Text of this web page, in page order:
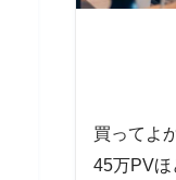
買ってよ
45万PVほ